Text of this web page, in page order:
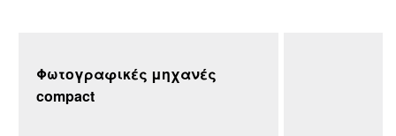
Φωτογραφικές μηχανές
compact